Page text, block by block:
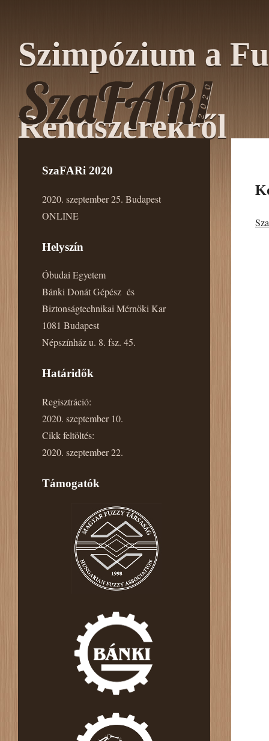
Szimpózium a
Rendszerekről
SzaFARi 2020
2020. szeptember 25. Budapest
ONLINE
Helyszín
Óbudai Egyetem
Bánki Donát Gépész és
Biztonságtechnikai Mérnöki Kar
1081 Budapest
Népszínház u. 8. fsz. 45.
Határidők
Regisztráció:
2020. szeptember 10.
Cikk feltöltés:
2020. szeptember 22.
Támogatók